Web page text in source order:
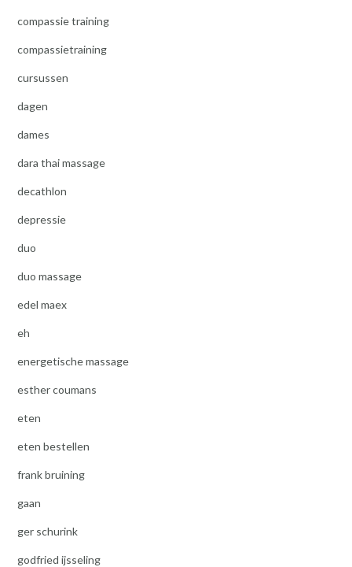
compassie training
compassietraining
cursussen
dagen
dames
dara thai massage
decathlon
depressie
duo
duo massage
edel maex
eh
energetische massage
esther coumans
eten
eten bestellen
frank bruining
gaan
ger schurink
godfried ijsseling